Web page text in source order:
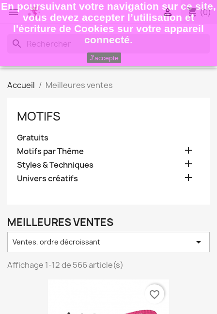
En poursuivant votre navigation sur ce site,
vous devez accepter l’utilisation et
l'écriture de Cookies sur votre appareil
connecté.
J'accepte
 shopping_cart(0)

search
Accueil Meilleures ventes
MOTIFS
Gratuits
Motifs par Thème

Styles & Techniques 
Univers créatifs 
MEILLEURES VENTES
Ventes, ordre décroissant 
Affichage 1-12 de 566 article(s)
favorite_border